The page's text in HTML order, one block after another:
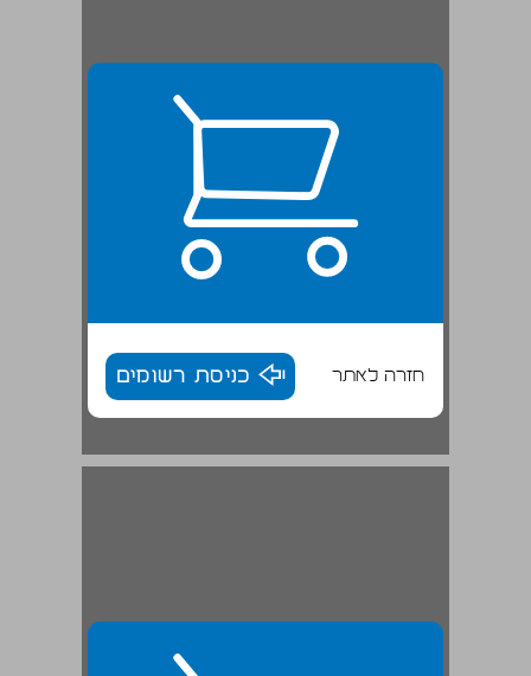
חזרה לאתר כניסת רשומים